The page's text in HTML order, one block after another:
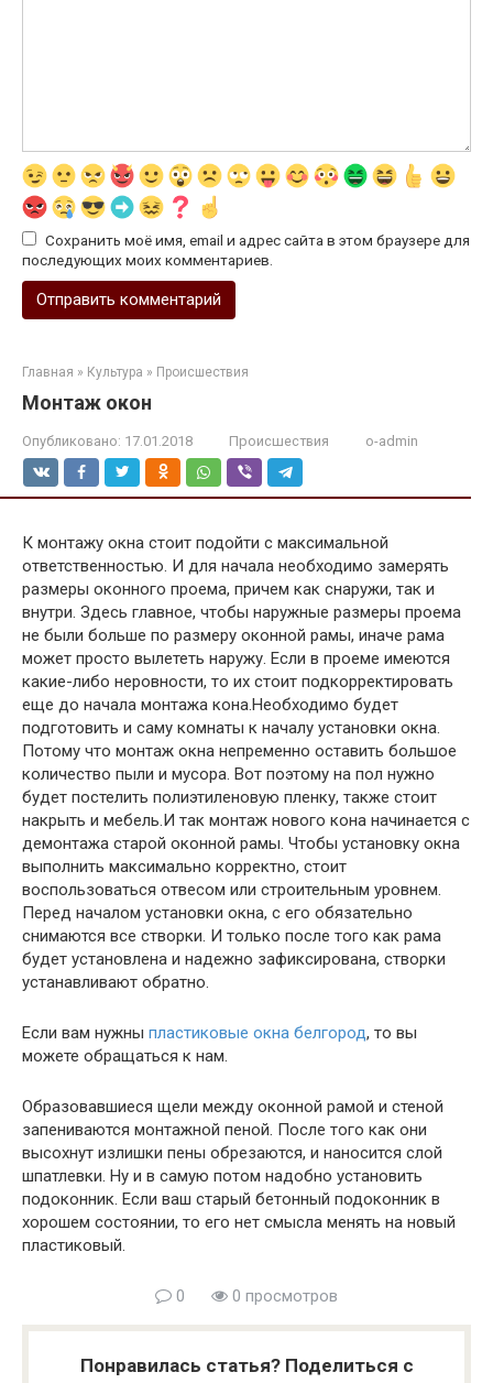
Сохранить моё имя, email и адрес сайта в этом браузере для
последующих моих комментариев.
Главная » Культура » Происшествия
Монтаж окон
Опубликовано: 17.01.2018 Происшествия o-admin
К монтажу окна стоит подойти с максимальной
ответственностью. И для начала необходимо замерять
размеры оконного проема, причем как снаружи, так и
внутри. Здесь главное, чтобы наружные размеры проема
не были больше по размеру оконной рамы, иначе рама
может просто вылететь наружу. Если в проеме имеются
какие-либо неровности, то их стоит подкорректировать
еще до начала монтажа кона.Необходимо будет
подготовить и саму комнаты к началу установки окна.
Потому что монтаж окна непременно оставить большое
количество пыли и мусора. Вот поэтому на пол нужно
будет постелить полиэтиленовую пленку, также стоит
накрыть и мебель.И так монтаж нового кона начинается с
демонтажа старой оконной рамы. Чтобы установку окна
выполнить максимально корректно, стоит
воспользоваться отвесом или строительным уровнем.
Перед началом установки окна, с его обязательно
снимаются все створки. И только после того как рама
будет установлена и надежно зафиксирована, створки
устанавливают обратно.
Если вам нужны пластиковые окна белгород, то вы
можете обращаться к нам.
Образовавшиеся щели между оконной рамой и стеной
запениваются монтажной пеной. После того как они
высохнут излишки пены обрезаются, и наносится слой
шпатлевки. Ну и в самую потом надобно установить
подоконник. Если ваш старый бетонный подоконник в
хорошем состоянии, то его нет смысла менять на новый
пластиковый.
0 0 просмотров
Понравилась статья? Поделиться с